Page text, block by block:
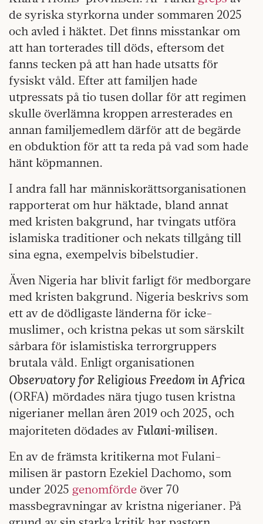
de syriska styrkorna under sommaren 2025
och avled i häktet. Det finns misstankar om
att han torterades till döds, eftersom det
fanns tecken på att han hade utsatts för
fysiskt våld. Efter att familjen hade
utpressats på tio tusen dollar för att regimen
skulle överlämna kroppen arresterades en
annan familjemedlem därför att de begärde
en obduktion för att ta reda på vad som hade
hänt köpmannen.
I andra fall har människorättsorganisationen
rapporterat om hur häktade, bland annat
med kristen bakgrund, har tvingats utföra
islamiska traditioner och nekats tillgång till
sina egna, exempelvis bibelstudier.
Även Nigeria har blivit farligt för medborgare
med kristen bakgrund. Nigeria beskrivs som
ett av de dödligaste länderna för icke-
muslimer, och kristna pekas ut som särskilt
sårbara för islamistiska terrorgruppers
brutala våld. Enligt organisationen
Observatory for Religious Freedom in Africa
(ORFA) mördades nära tjugo tusen kristna
nigerianer mellan åren 2019 och 2025, och
majoriteten dödades av Fulani-milisen.
En av de främsta kritikerna mot Fulani-
milisen är pastorn Ezekiel Dachomo, som
under 2025 genomförde över 70
massbegravningar av kristna nigerianer. På